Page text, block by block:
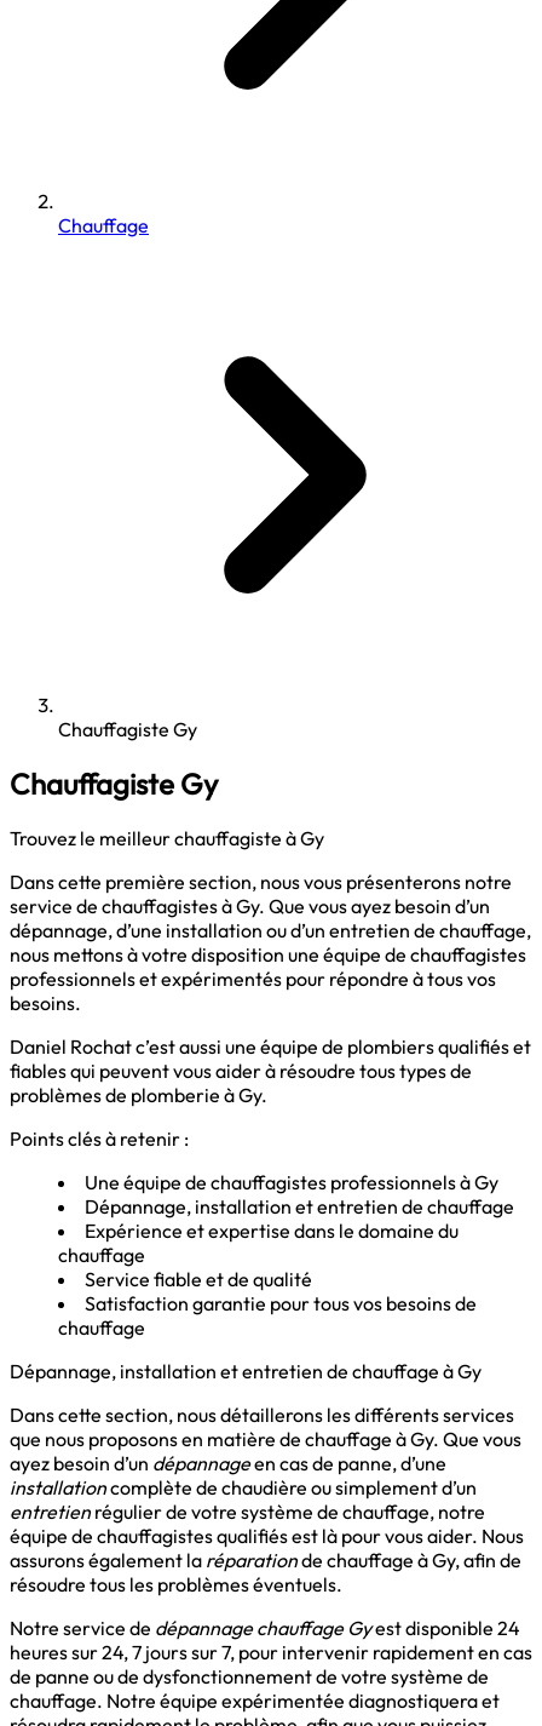
Chauffage
Chauffagiste Gy
Chauffagiste Gy
Trouvez le meilleur chauffagiste à Gy
Dans cette première section, nous vous présenterons notre
service de chauffagistes à Gy. Que vous ayez besoin d’un
dépannage, d’une installation ou d’un entretien de chauffage,
nous mettons à votre disposition une équipe de chauffagistes
professionnels et expérimentés pour répondre à tous vos
besoins.
Daniel Rochat c’est aussi une équipe de plombiers qualifiés et
fiables qui peuvent vous aider à résoudre tous types de
problèmes de plomberie à Gy.
Points clés à retenir :
Une équipe de chauffagistes professionnels à Gy
Dépannage, installation et entretien de chauffage
Expérience et expertise dans le domaine du
chauffage
Service fiable et de qualité
Satisfaction garantie pour tous vos besoins de
chauffage
Dépannage, installation et entretien de chauffage à Gy
Dans cette section, nous détaillerons les différents services
que nous proposons en matière de chauffage à Gy. Que vous
ayez besoin d’un dépannageen cas de panne, d’une
installationcomplète de chaudière ou simplement d’un
entretienrégulier de votre système de chauffage, notre
équipe de chauffagistes qualifiés est là pour vous aider. Nous
assurons également la réparationde chauffage à Gy, afin de
résoudre tous les problèmes éventuels.
Notre service de dépannage chauffage Gyest disponible 24
heures sur 24, 7 jours sur 7, pour intervenir rapidement en cas
de panne ou de dysfonctionnement de votre système de
chauffage. Notre équipe expérimentée diagnostiquera et